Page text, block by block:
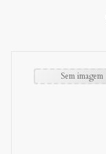
Sem imagem